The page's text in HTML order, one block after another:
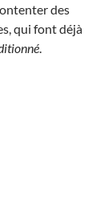
des
qui font déjà